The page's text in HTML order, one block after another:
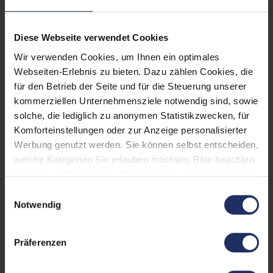
Diese Webseite verwendet Cookies
Wir verwenden Cookies, um Ihnen ein optimales
Webseiten-Erlebnis zu bieten. Dazu zählen Cookies, die
für den Betrieb der Seite und für die Steuerung unserer
kommerziellen Unternehmensziele notwendig sind, sowie
solche, die lediglich zu anonymen Statistikzwecken, für
Komforteinstellungen oder zur Anzeige personalisierter
Werbung genutzt werden. Sie können selbst entscheiden,
welche Kategorien Sie erlauben möchten. Bitte beachten
Sie, dass aufgrund Ihrer Einstellungen, womöglich nicht
Weitere Informationen finden Sie in
Notwendig
Präferenzen
Schnittstellen: 1x Audio - Eingang - 3.5 mm ,
1x Audio / Mikrofon - 3.5 mm
Combo, 1x LAN RJ-45, 1x
USB 3 Typ C, 2x Audio -
Ausgang - 3.5 mm, 2x
DisplayPort, 4x USB 2 Typ A,
6x USB 3 Typ A
Mehr anzeigen
Prozessorkerne:
Betriebssystem: Windows 11 Professional
Prozessor: Intel Core i5 8500 @ 3,0 GHz